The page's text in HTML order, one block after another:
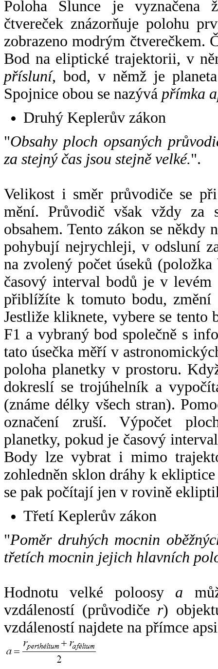
Poloha Slunce je vyznačena
čtvereček znázorňuje polohu
zobrazeno modrým čtverečkem.
Bod na eliptické trajektorii, v
přísluní, bod, v němž je
Spojnice obou se nazývá přímka
Druhý Keplerův zákon
"Obsahy ploch opsaných
za stejný čas jsou stejně velké.".
Velikost i směr průvodiče se
mění. Průvodič však vždy za
obsahem. Tento zákon se někdy
pohybují nejrychleji, v odsluní
na zvolený počet úseků
časový interval bodů je v
přiblížíte k tomuto bodu,
Jestliže kliknete, vybere se tento
F1 a vybraný bod společně s
tato úsečka měří v
poloha planetky v prostoru.
dokreslí se trojúhelník a
(známe délky všech stran).
označení zruší. Výpočet
planetky, pokud je časový
Body lze vybrat i mimo
zohledněn sklon dráhy k
se pak počítají jen v rovině
Třetí Keplerův zákon
"Poměr druhých mocnin
třetích mocnin jejich hlavních
Hodnotu velké poloosy a
vzdáleností (průvodiče r)
vzdáleností najdete na přímce